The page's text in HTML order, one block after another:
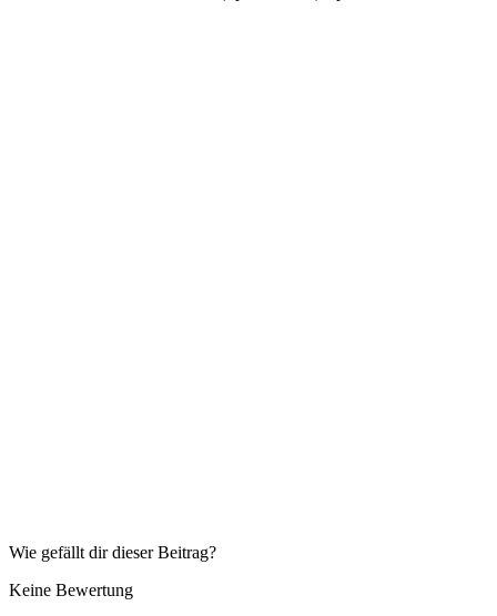
Wie gefällt dir dieser Beitrag?
Keine Bewertung